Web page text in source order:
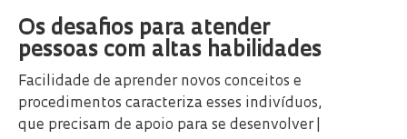
Os desafios para atender
pessoas com altas habilidades
Facilidade de aprender novos conceitos e
procedimentos caracteriza esses indivíduos,
que precisam de apoio para se desenvolver |